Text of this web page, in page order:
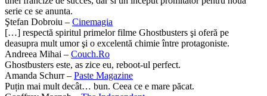
serie ce se anunta.
Ştefan Dobroiu – Cinemagia
[…] respectă spiritul primelor filme Ghostbusters şi oferă pe
deasupra mult umor şi o excelentă chimie între protagoniste.
Andreea Mihai – Couch.Ro
Ghostbusters este, as zice eu, reboot-ul perfect.
Amanda Schurr – Paste Magazine
Puțin mai mult decât… bun. Ceea ce e mare păcat.